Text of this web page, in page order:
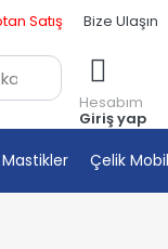
Satış Bize Ulaşın
Hesabım
Giriş yap
Çelik